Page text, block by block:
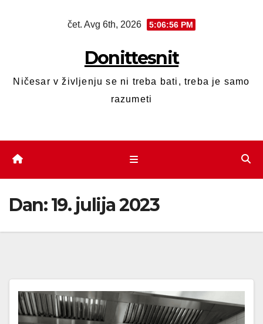
čet. Avg 6th, 2026 5:06:56 PM
Donittesnit
Ničesar v življenju se ni treba bati, treba je samo
razumeti
Dan:19. julija 2023